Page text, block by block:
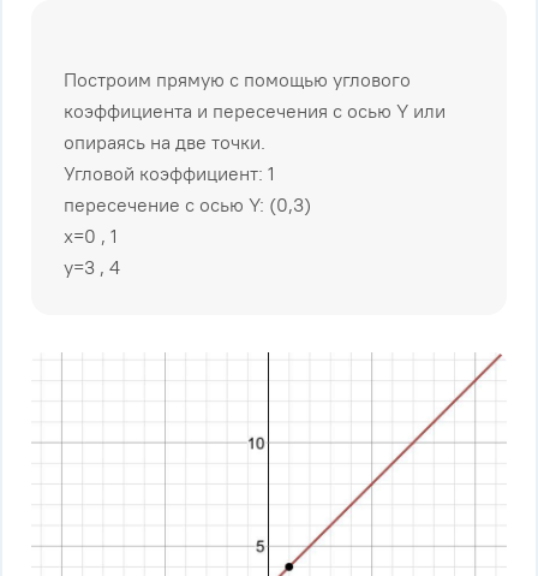
Построим прямую с помощью углового
коэффициента и пересечения с осью Y или
опираясь на две точки.
Угловой коэффициент: 1
пересечение с осью Y: (0,3)
x=0 , 1
y=3 , 4